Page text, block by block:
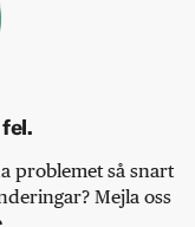
problemet så snart
Mejla oss